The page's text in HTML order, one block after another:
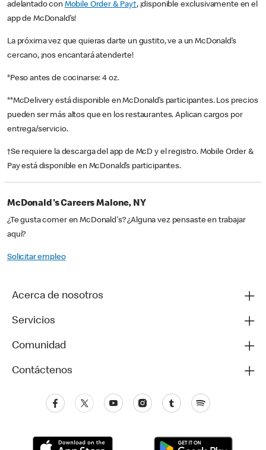
adelantado con Mobile Order & Pay†, ¡disponible exclusivamente en el
app de McDonald’s!
La próxima vez que quieras darte un gustito, ve a un McDonald’s
cercano, ¡nos encantará atenderte!
*Peso antes de cocinarse: 4 oz.
**McDelivery está disponible en McDonald’s participantes. Los precios
pueden ser más altos que en los restaurantes. Aplican cargos por
entrega/servicio.
†Se requiere la descarga del app de McD y el registro. Mobile Order &
Pay está disponible en McDonald’s participantes.
McDonald's Careers Malone, NY
¿Te gusta comer en McDonald's? ¿Alguna vez pensaste en trabajar
aquí?
Solicitar empleo
Acerca de nosotros
Servicios
Comunidad
Contáctenos